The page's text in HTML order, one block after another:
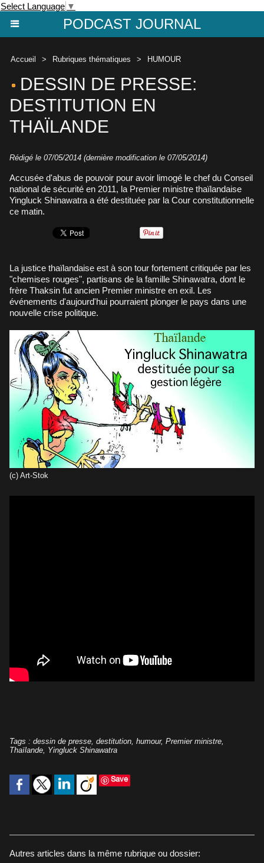
Select Language ▼
PODCAST JOURNAL
Accueil > Rubriques thématiques > HUMOUR
DESSIN DE PRESSE:
DESTITUTION EN
THAÏLANDE
Rédigé le 07/05/2014 (dernière modification le 07/05/2014)
Accusée d'abus de pouvoir pour avoir limogé le chef du Conseil
national de sécurité en 2011, la Premier ministre thaïlandaise
Yingluck Shinawatra a été destituée par la Cour constitutionnelle
ce matin.
La justice thaïlandaise est à son tour fortement critiquée par les
"chemises rouges", partisans de la famille Shinawatra, dont le
frère Thaksin fut ancien Premier ministre en exil. Les
événements d'aujourd'hui pourraient plonger le pays dans une
nouvelle crise politique.
(c) Art-Stok
Tags : dessin de presse destitution humour, Premier ministre
Thaïlande Yingluck Shinawatra
Save
Autres articles dans la même rubrique ou dossier: